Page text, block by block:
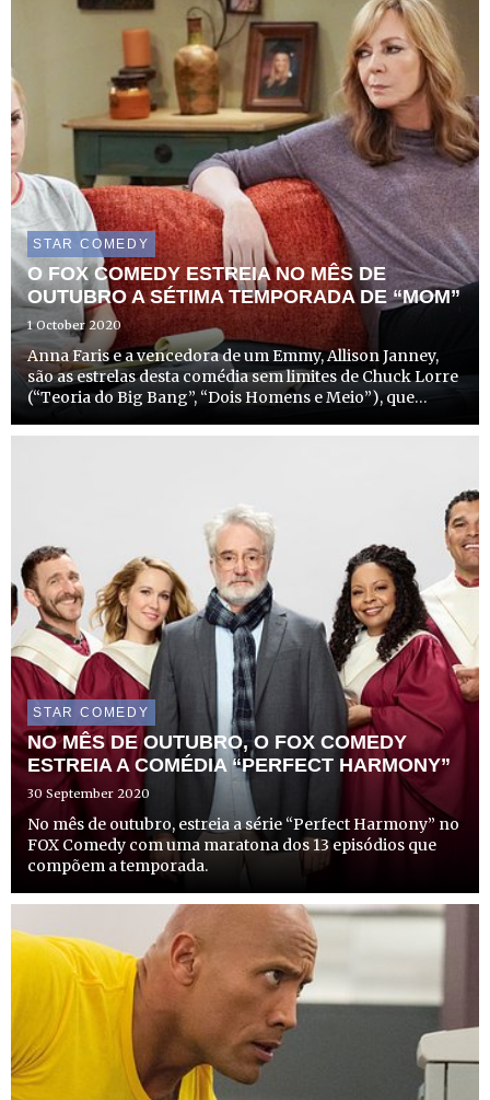
STAR COMEDY
O FOX COMEDY ESTREIA NO MÊS DE
OUTUBRO A SÉTIMA TEMPORADA DE “MOM”
1 October 2020
Anna Faris e a vencedora de um Emmy, Allison Janney,
são as estrelas desta comédia sem limites de Chuck Lorre
(“Teoria do Big Bang”, “Dois Homens e Meio”), que
no FOX Comedy.
STAR COMEDY
NO MÊS DE OUTUBRO, O FOX COMEDY
ESTREIA A COMÉDIA “PERFECT HARMONY”
30 September 2020
No mês de outubro, estreia a série “Perfect Harmony” no
FOX Comedy com uma maratona dos 13 episódios que
compõem a temporada.